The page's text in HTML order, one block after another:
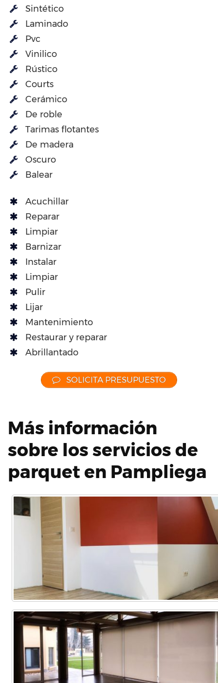
Sintético
Laminado
Pvc
Vinilico
Rústico
Courts
Cerámico
De roble
Tarimas flotantes
De madera
Oscuro
Balear
Acuchillar
Reparar
Limpiar
Barnizar
Instalar
Limpiar
Pulir
Lijar
Mantenimiento
Restaurar y reparar
Abrillantado
SOLICITA PRESUPUESTO
Más información
sobre los servicios de
parquet en Pampliega